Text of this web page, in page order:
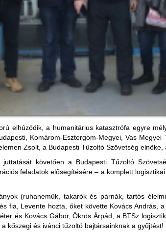
elhúzódik, a humanitárius katasztrófa egyre
Komárom-Esztergom-Megyei, Vas
Zsolt, a Budapesti Tűzoltó Szövetség
követően a Budapesti Tűzoltó
feladatok elősegítésére – a komplett
(ruhaneműk, takarók és párnák, tartós
fia, Levente hozta, őket követte Kovács András,
és Kovács Gábor, Ökrös Árpád, a BTSz
kőszegi és ivánci tűzoltó bajtársainknak a gyűjtést!